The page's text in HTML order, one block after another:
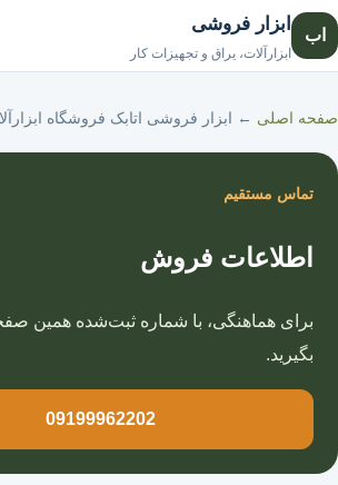
اب
ابزار فروشی
ابزارآلات، یراق و تجهیزات کار
صفحه اصلی ← ابزار فروشی اتابک فروشگاه
تماس مستقیم
اطلاعات فروش
برای هماهنگی، با شماره ثبت‌شده همین
بگیرید.
09199962202